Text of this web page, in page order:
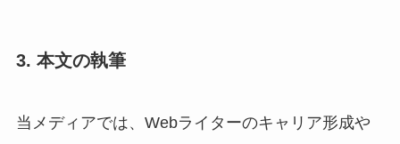
3. 本文の執筆
当メディアでは、Webライターのキャリア形成や